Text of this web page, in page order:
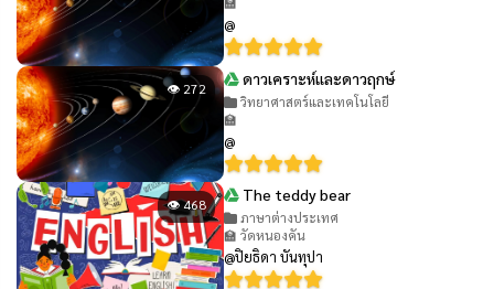
@
👁 272 ดาวเคราะห์และดาวฤกษ์
วิทยาศาสตร์และเทคโนโลยี
🏫
@
👁 468 The teddy bear
ภาษาต่างประเทศ
🏫 วัดหนองคัน
@ปิยธิดา บันทุปา